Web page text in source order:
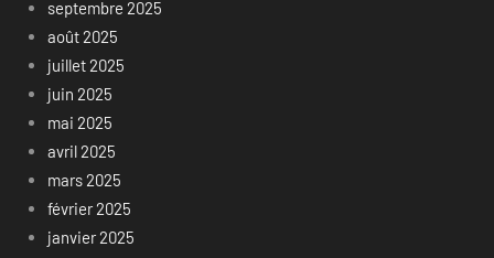
septembre 2025
août 2025
juillet 2025
juin 2025
mai 2025
avril 2025
mars 2025
février 2025
janvier 2025